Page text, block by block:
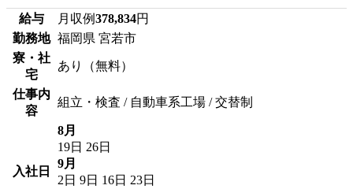
給与 月収例378,834円
勤務地 福岡県 宮若市
寮・社
宅
あり（無料）
仕事内
容
組立・検査 / 自動車系工場 / 交替制
入社日
8月
19日 26日
9月
2日 9日 16日 23日